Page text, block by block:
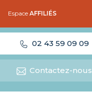
EspaceAFFILIÉS
02 43 59 09 09
Contactez-nous